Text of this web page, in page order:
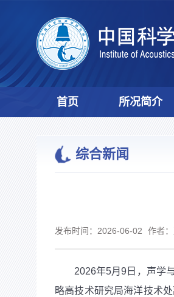
首页 所况简介
综合新闻
发布时间：2026-06-02 作者
2026年5月9 日，声学
略高技术研究局海洋技术